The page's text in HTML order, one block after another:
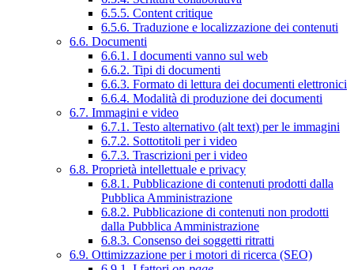
6.5.5. Content critique
6.5.6. Traduzione e localizzazione dei contenuti
6.6. Documenti
6.6.1. I documenti vanno sul web
6.6.2. Tipi di documenti
6.6.3. Formato di lettura dei documenti elettronici
6.6.4. Modalità di produzione dei documenti
6.7. Immagini e video
6.7.1. Testo alternativo (alt text) per le immagini
6.7.2. Sottotitoli per i video
6.7.3. Trascrizioni per i video
6.8. Proprietà intellettuale e privacy
6.8.1. Pubblicazione di contenuti prodotti dalla
Pubblica Amministrazione
6.8.2. Pubblicazione di contenuti non prodotti
dalla Pubblica Amministrazione
6.8.3. Consenso dei soggetti ritratti
6.9. Ottimizzazione per i motori di ricerca (SEO)